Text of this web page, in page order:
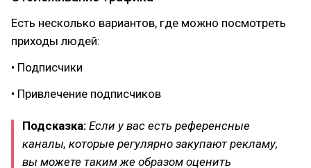
Есть несколько вариантов, где можно посмотреть
приходы людей:
• Подписчики
• Привлечение подписчиков
Подсказка: Если у вас есть референсные
каналы, которые регулярно закупают рекламу,
вы можете таким же образом оценить